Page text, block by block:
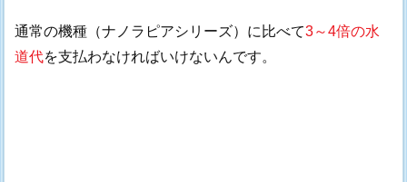
通常の機種（ナノラピアシリーズ）に比べて3～4倍の水
道代を支払わなければいけないんです。